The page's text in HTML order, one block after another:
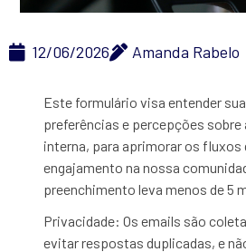
12/06/2026 Amanda Rabelo
Este formulário visa entender
preferências e percepções sobre
interna, para aprimorar os fluxos
engajamento na nossa
preenchimento leva menos de 5
Privacidade: Os emails são
evitar respostas duplicadas, e